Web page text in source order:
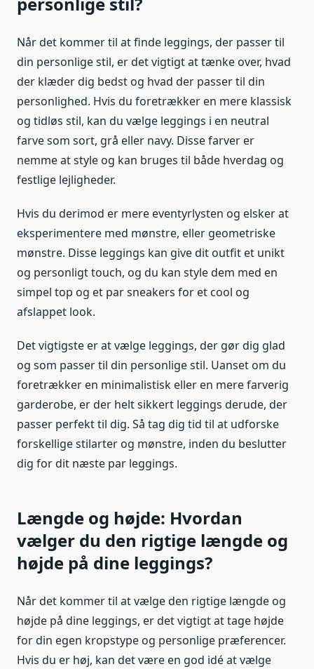
Når det kommer til at finde leggings, der passer til
din personlige stil, er det vigtigt at tænke over, hvad
der klæder dig bedst og hvad der passer til din
personlighed. Hvis du foretrækker en mere klassisk
og tidløs stil, kan du vælge leggings i en neutral
farve som sort, grå eller navy. Disse farver er
nemme at style og kan bruges til både hverdag og
festlige lejligheder.
Hvis du derimod er mere eventyrlysten og elsker at
eksperimentere med mønstre, eller geometriske
mønstre. Disse leggings kan give dit outfit et unikt
og personligt touch, og du kan style dem med en
simpel top og et par sneakers for et cool og
afslappet look.
Det vigtigste er at vælge leggings, der gør dig glad
og som passer til din personlige stil. Uanset om du
foretrækker en minimalistisk eller en mere farverig
garderobe, er der helt sikkert leggings derude, der
passer perfekt til dig. Så tag dig tid til at udforske
forskellige stilarter og mønstre, inden du beslutter
dig for dit næste par leggings.
Længde og højde: Hvordan
vælger du den rigtige længde og
højde på dine leggings?
Når det kommer til at vælge den rigtige længde og
højde på dine leggings, er det vigtigt at tage højde
for din egen kropstype og personlige præferencer.
Hvis du er høj, kan det være en god idé at vælge